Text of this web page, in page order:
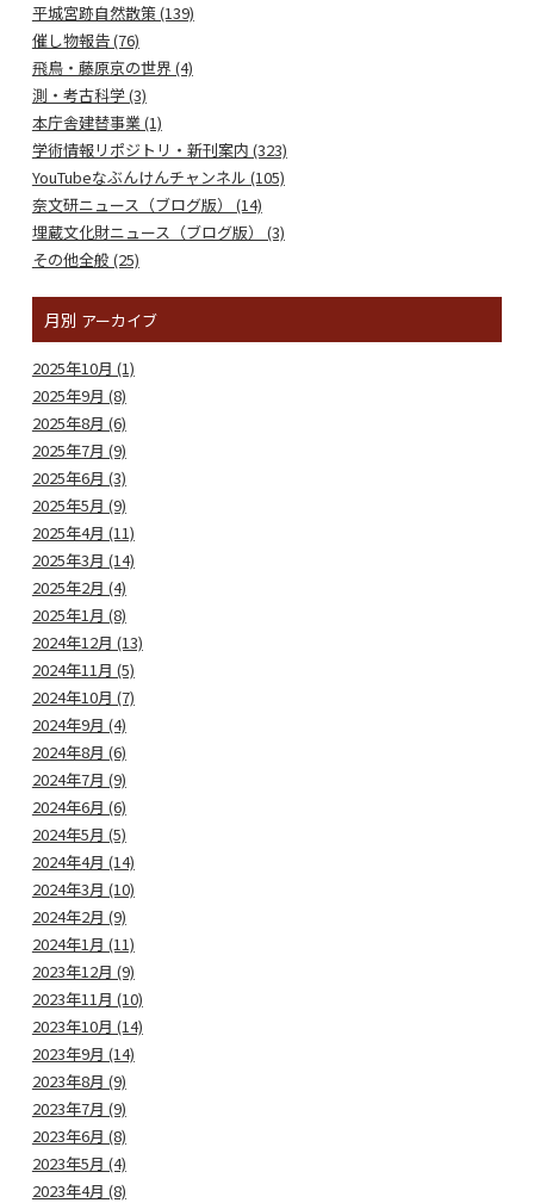
平城宮跡自然散策 (139)
催し物報告 (76)
飛鳥・藤原京の世界 (4)
測・考古科学 (3)
本庁舎建替事業 (1)
学術情報リポジトリ・新刊案内 (323)
YouTubeなぶんけんチャンネル (105)
奈文研ニュース（ブログ版） (14)
埋蔵文化財ニュース（ブログ版） (3)
その他全般 (25)
月別 アーカイブ
2025年10月 (1)
2025年9月 (8)
2025年8月 (6)
2025年7月 (9)
2025年6月 (3)
2025年5月 (9)
2025年4月 (11)
2025年3月 (14)
2025年2月 (4)
2025年1月 (8)
2024年12月 (13)
2024年11月 (5)
2024年10月 (7)
2024年9月 (4)
2024年8月 (6)
2024年7月 (9)
2024年6月 (6)
2024年5月 (5)
2024年4月 (14)
2024年3月 (10)
2024年2月 (9)
2024年1月 (11)
2023年12月 (9)
2023年11月 (10)
2023年10月 (14)
2023年9月 (14)
2023年8月 (9)
2023年7月 (9)
2023年6月 (8)
2023年5月 (4)
2023年4月 (8)